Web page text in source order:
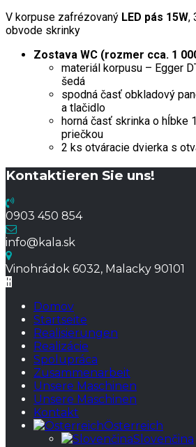
V korpuse zafrézovaný LED pás 15W,
obvode skrinky
Zostava WC (rozmer cca. 1
materiál korpusu – Egger
šedá
spodná časť obkladový
a tlačidlo
horná časť skrinka o hĺbke
priečkou
2 ks otváracie dvierka s
Kontaktieren Sie uns!
0903 450 854
info@kala.sk
Vinohrádok 6032, Malacky 90101
Domov
Startseite
Realisierungen
Realizácie
Spolupráca
Zusammenarbeit
Unsere Maschinen
Unsere Maschinen
Kontakt
Österreich
Slovenčina